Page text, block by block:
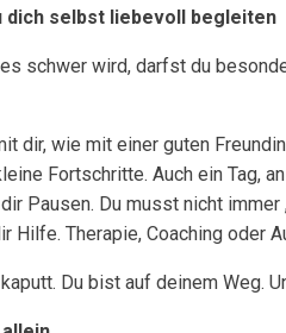
dich selbst liebevoll begleiten
schwer wird, darfst du
dir, wie mit einer guten
Fortschritte. Auch ein Tag,
Pausen. Du musst nicht immer
Hilfe. Therapie, Coaching oder
Du bist auf deinem Weg.